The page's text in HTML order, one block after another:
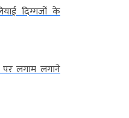
दिग्गजों के
लगाम लगाने